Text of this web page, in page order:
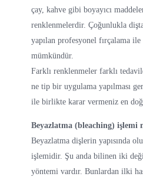
çay, kahve gibi boyayıcı
renklenmelerdir. Çoğunlukla
yapılan profesyonel fırçalama
mümkündür.
Farklı renklenmeler farklı
ne tip bir uygulama yapılması
ile birlikte karar vermeniz en
Beyazlatma (bleaching) işlemi
Beyazlatma dişlerin yapısında
işlemidir. Şu anda bilinen iki
yöntemi vardır. Bunlardan ilki